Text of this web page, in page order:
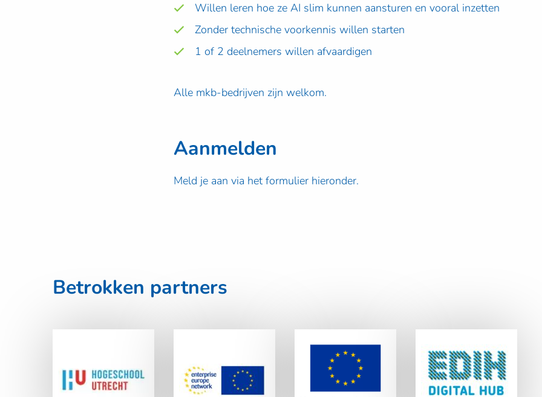
Willen leren hoe ze AI slim kunnen aansturen en vooral inzetten
Zonder technische voorkennis willen starten
1 of 2 deelnemers willen afvaardigen
Alle mkb-bedrijven zijn welkom.
Aanmelden
Meld je aan via het formulier hieronder.
Betrokken partners
Hogeschool
Utrecht
Enterprise
Europe Network
Europese Unie
EDIH Digital Hub
Noordwest
meer